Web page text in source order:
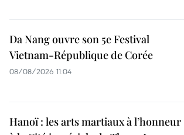
Da Nang ouvre son 5e Festival
Vietnam-République de Corée
08/08/2026 11:04
Hanoï : les arts martiaux à l’honneur